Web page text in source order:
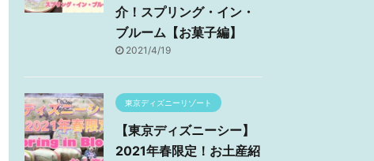
介！スプリング・イン・
ブルーム【お菓子編】
2021/4/19
東京ディズニーリゾート
【東京ディズニーシー】
2021年春限定！お土産紹